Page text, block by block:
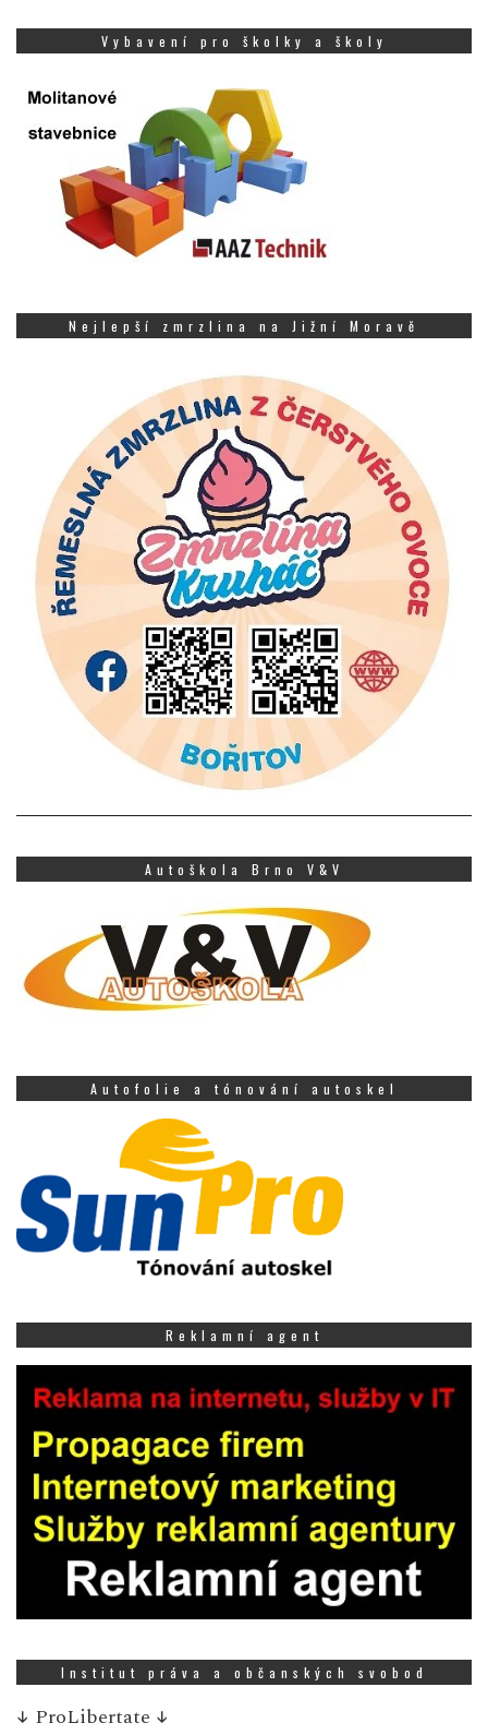
Vybavení pro školky a školy
Nejlepší zmrzlina na Jižní Moravě
Autoškola Brno V&V
Autofolie a tónování autoskel
Reklamní agent
Institut práva a občanských svobod
↓ ProLibertate ↓